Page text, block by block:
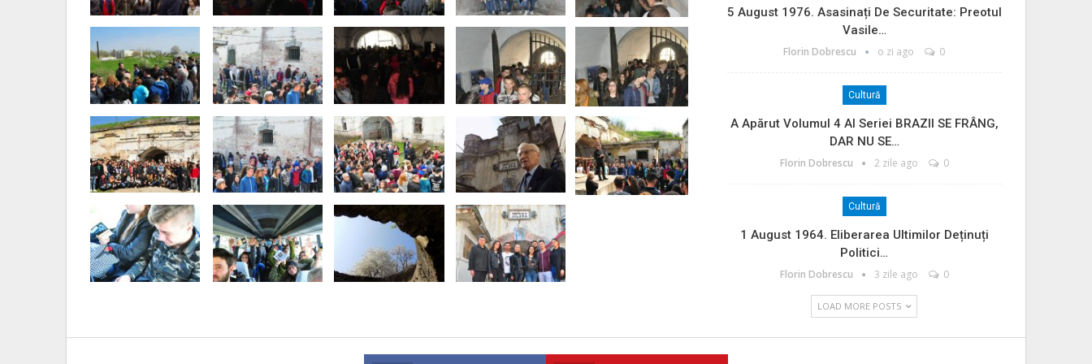
5 August 1976. Asasinați De Securitate: Preotul
Vasile…
Florin Dobrescu o zi ago 0
Cultură
A Apărut Volumul 4 Al Seriei BRAZII SE FRÂNG,
DAR NU SE…
Florin Dobrescu 2 zile ago 0
Cultură
1 August 1964. Eliberarea Ultimilor Deținuți
Politici…
Florin Dobrescu 3 zile ago 0
LOAD MORE POSTS